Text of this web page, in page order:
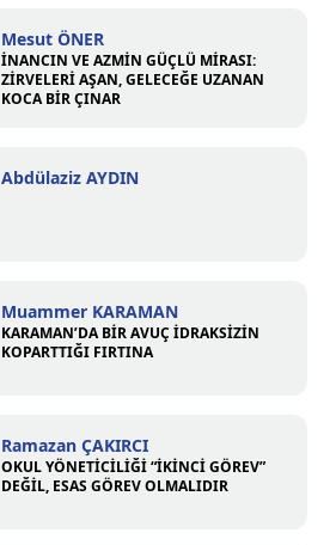
Mesut ÖNER
İNANCIN VE AZMİN GÜÇLÜ MİRASI:
ZİRVELERİ AŞAN, GELECEĞE UZANAN
KOCA BİR ÇINAR
Abdülaziz AYDIN
Muammer KARAMAN
KARAMAN’DA BİR AVUÇ İDRAKSİZİN
KOPARTTIĞI FIRTINA
Ramazan ÇAKIRCI
OKUL YÖNETİCİLİĞİ “İKİNCİ GÖREV”
DEĞİL, ESAS GÖREV OLMALIDIR